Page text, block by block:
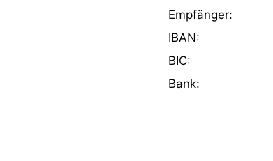
Empfänger:
IBAN:
BIC:
Bank: